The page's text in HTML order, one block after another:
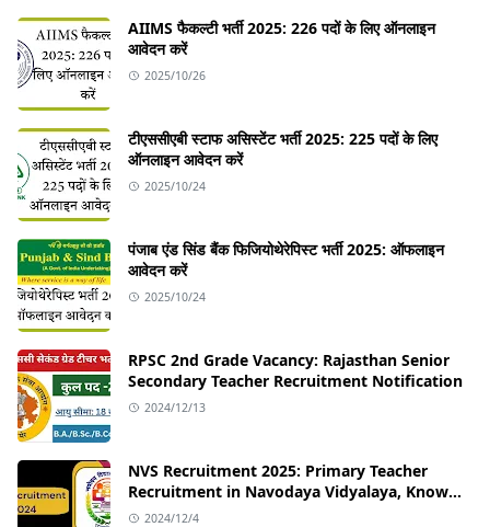
AIIMS फैकल्टी भर्ती 2025: 226 पदों के लिए ऑनलाइन
आवेदन करें
2025/10/26
टीएससीएबी स्टाफ असिस्टेंट भर्ती 2025: 225 पदों के लिए
ऑनलाइन आवेदन करें
2025/10/24
पंजाब एंड सिंड बैंक फिजियोथेरेपिस्ट भर्ती 2025: ऑफलाइन
आवेदन करें
2025/10/24
RPSC 2nd Grade Vacancy: Rajasthan Senior
Secondary Teacher Recruitment Notification
2024/12/13
NVS Recruitment 2025: Primary Teacher
Recruitment in Navodaya Vidyalaya, Know
the Application Process!
2024/12/4